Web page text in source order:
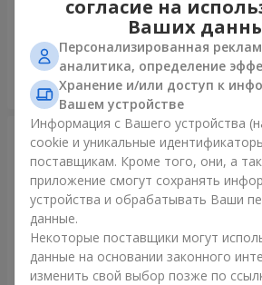
Заказать
согласие на
Ваших
Персонализированная
аналитика, определение
Хранение и/или доступ к
Вашем устройстве
Информация с Вашего устройства
cookie и уникальные
поставщикам. Кроме того, они, а
приложение смогут сохранять
устройства и обрабатывать Ваши
данные.
Некоторые поставщики могут
данные на основании законного
изменить свой выбор позже по